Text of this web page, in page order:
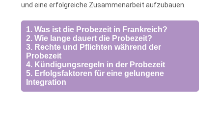
und eine erfolgreiche Zusammenarbeit aufzubauen.
1. Was ist die Probezeit in Frankreich?
2. Wie lange dauert die Probezeit?
3. Rechte und Pflichten während der
Probezeit
4. Kündigungsregeln in der Probezeit
5. Erfolgsfaktoren für eine gelungene
Integration